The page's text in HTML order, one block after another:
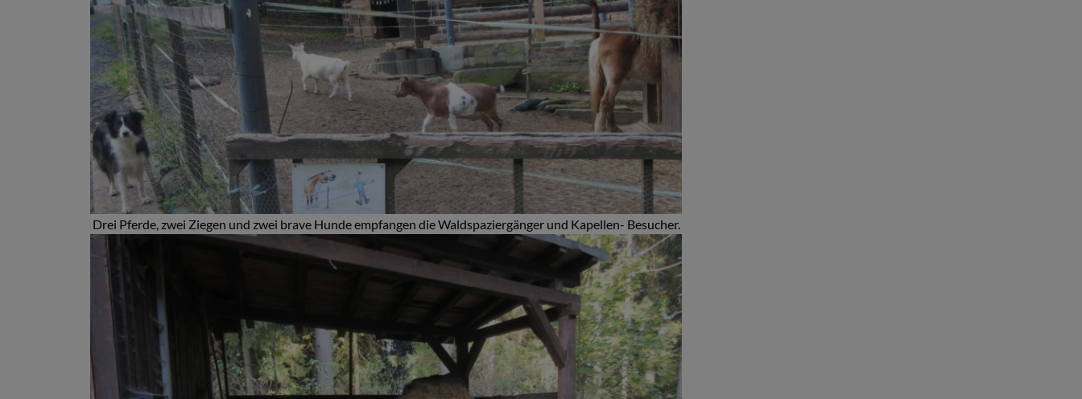
Drei Pferde, zwei Ziegen und zwei brave Hunde empfangen die Waldspaziergänger und Kapellen- Besucher.